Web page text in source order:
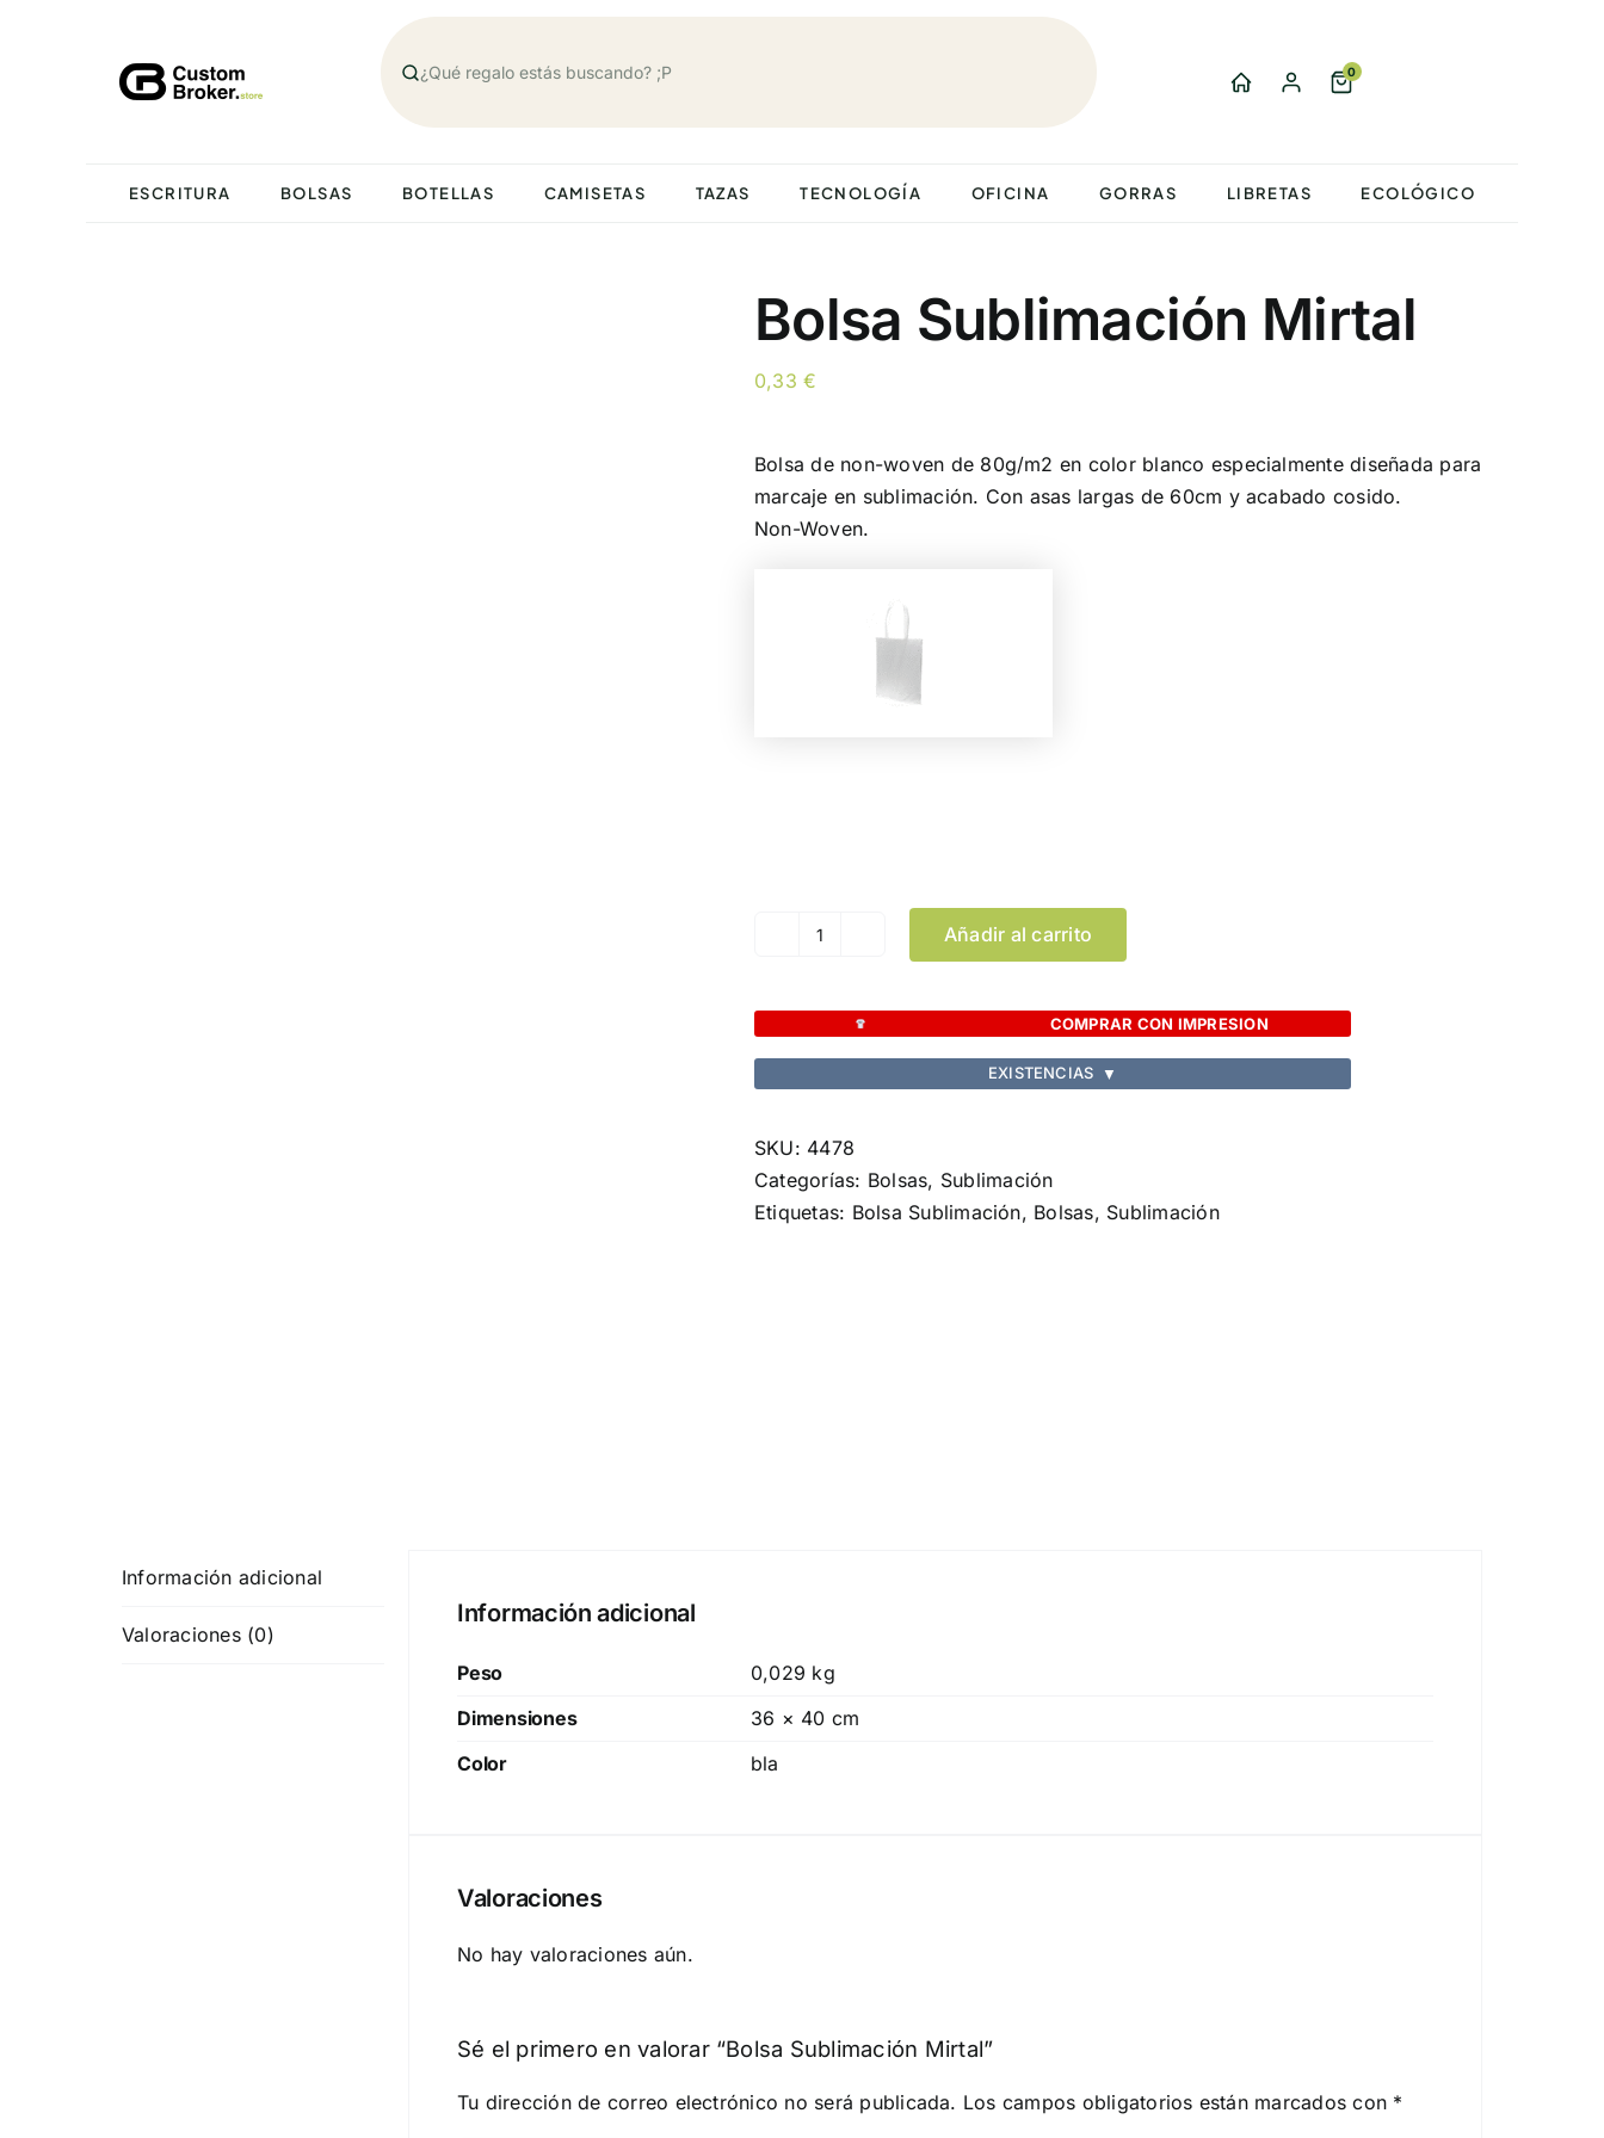
0
ESCRITURA BOLSAS BOTELLAS CAMISETAS TAZAS TECNOLOGÍA OFICINA GORRAS LIBRETAS ECOLÓGICO
Bolsa Sublimación Mirtal
0,33€
Bolsa de non-woven de 80g/m2 en color blanco especialmente diseñada para
marcaje en sublimación. Con asas largas de 60cm y acabado cosido.
Non-Woven.
Bolsa
Mirtal
cantidad
Añadir al carrito
COMPRAR CON IMPRESION
EXISTENCIAS ▼
SKU: 4478
Categorías: Bolsas, Sublimación
Etiquetas: Bolsa Sublimación, Bolsas, Sublimación
Información adicional
Valoraciones (0)
Información adicional
Peso
0,029 kg
Dimensiones
36 × 40 cm
Color
bla
Valoraciones
No hay valoraciones aún.
Sé el primero en valorar “Bolsa Sublimación Mirtal”
Tu dirección de correo electrónico no será publicada. Los campos obligatorios están marcados con *